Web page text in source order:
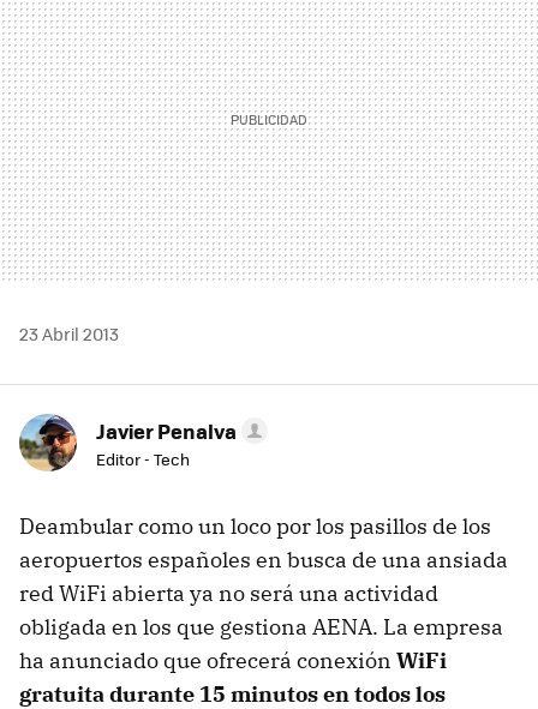
23 Abril 2013
Javier Penalva
Editor - Tech
Deambular como un loco por los pasillos de los
aeropuertos españoles en busca de una ansiada
red WiFi abierta ya no será una actividad
obligada en los que gestiona AENA. La empresa
ha anunciado que ofrecerá conexión WiFi
gratuita durante 15 minutos en todos los